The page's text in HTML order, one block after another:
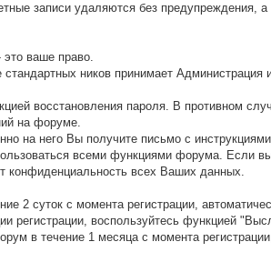
записи удаляются без предупреждения,
это ваше право.
ников принимает
восстановления пароля. В противном
на форуме.
на него Вы получите письмо с
всеми функциями форума. Если
конфиденциальность всех Ваших данных.
2 суток с момента регистрации,
регистрации, воспользуйтесь функцией
в течение 1 месяца с момента